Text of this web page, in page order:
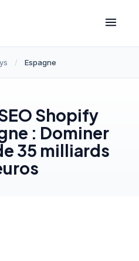
/ Espagne
Shopify
: Dominer
35 milliards